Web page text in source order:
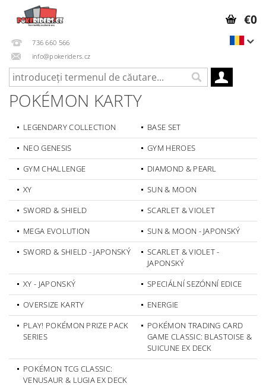
736 660 566
info@pokeriders.cz
€0
POKÉMON KARTY
LEGENDARY COLLECTION
BASE SET
NEO GENESIS
GYM HEROES
GYM CHALLENGE
DIAMOND & PEARL
XY
SUN & MOON
SWORD & SHIELD
SCARLET & VIOLET
MEGA EVOLUTION
SUN & MOON - JAPONSKÝ
SWORD & SHIELD - JAPONSKÝ
SCARLET & VIOLET -
JAPONSKÝ
XY - JAPONSKÝ
SPECIÁLNÍ SEZÓNNÍ EDICE
OVERSIZE KARTY
ENERGIE
PLAY! POKÉMON PRIZE PACK
SERIES
POKÉMON TRADING CARD
GAME CLASSIC: BLASTOISE &
SUICUNE EX DECK
POKÉMON TCG CLASSIC:
VENUSAUR & LUGIA EX DECK